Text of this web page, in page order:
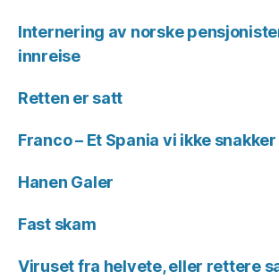
Internering av norske
innreise
Retten er satt
Franco – Et Spania vi ikke snakker
Hanen Galer
Fast skam
Viruset fra helvete, eller rettere